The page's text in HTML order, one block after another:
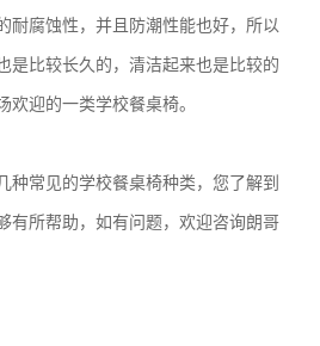
耐腐蚀性，并且防潮性能也好，所以
是比较长久的，清洁起来也是比较的
欢迎的一类学校餐桌椅。
种常见的学校餐桌椅种类，您了解到
有所帮助，如有问题，欢迎咨询朗哥